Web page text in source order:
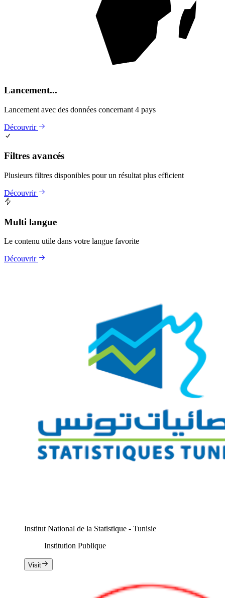
Lancement...
Lancement avec des données concernant 4 pays
Découvrir
Filtres avancés
Plusieurs filtres disponibles pour un résultat plus efficient
Découvrir
Multi langue
Le contenu utile dans votre langue favorite
Découvrir
Institut National de la Statistique - Tunisie
Institution Publique
Visit